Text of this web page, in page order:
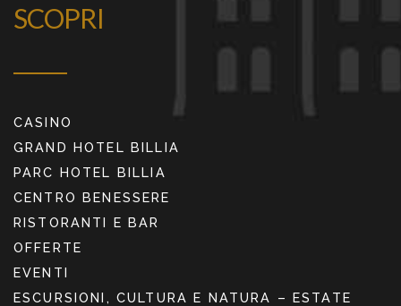
SCOPRI
CASINO
GRAND HOTEL BILLIA
PARC HOTEL BILLIA
CENTRO BENESSERE
RISTORANTI E BAR
OFFERTE
EVENTI
ESCURSIONI, CULTURA E NATURA – ESTATE